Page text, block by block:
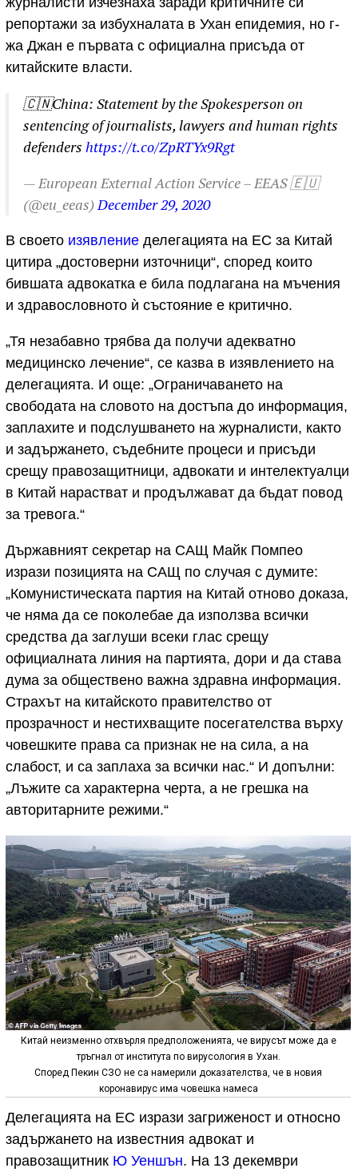
репортажи за избухналата в Ухан епидемия, но г-
жа Джан е първата с официална присъда от
китайските власти.
🇨🇳China: Statement by the Spokesperson on
sentencing of journalists, lawyers and human rights
defenders https://t.co/ZpRTYx9Rgt
— European External Action Service – EEAS 🇪🇺
(@eu_eeas)December 29, 2020
В своето изявление делегацията на ЕС за Китай
цитира „достоверни източници“, според които
бившата адвокатка е била подлагана на мъчения
и здравословното ѝ състояние е критично.
„Тя незабавно трябва да получи адекватно
медицинско лечение“, се казва в изявлението на
делегацията. И още: „Ограничаването на
свободата на словото на достъпа до информация,
заплахите и подслушването на журналисти, както
и задържането, съдебните процеси и присъди
срещу правозащитници, адвокати и интелектуалци
в Китай нарастват и продължават да бъдат повод
за тревога.“
Държавният секретар на САЩ Майк Помпео
изрази позицията на САЩ по случая с думите:
„Комунистическата партия на Китай отново доказа,
че няма да се поколебае да използва всички
средства да заглуши всеки глас срещу
официалната линия на партията, дори и да става
дума за обществено важна здравна информация.
Страхът на китайското правителство от
прозрачност и нестихващите посегателства върху
човешките права са признак не на сила, а на
слабост, и са заплаха за всички нас.“ И допълни:
„Лъжите са характерна черта, а не грешка на
авторитарните режими.“
Китай неизменно отхвърля предположенията, че вирусът може да е
тръгнал от института по вирусология в Ухан.
Според Пекин СЗО не са намерили доказателства, че в новия
коронавирус има човешка намеса
Делегацията на ЕС изрази загриженост и относно
задържането на известния адвокат и
правозащитник Ю Уеншън. На 13 декември